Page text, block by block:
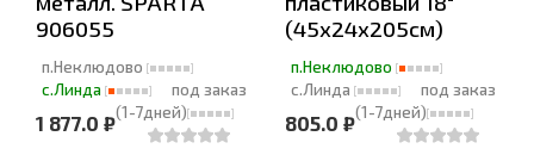
906055
п.Неклюдово
с.Линда
под заказ
(1-7дней)
1 877.0 ₽
(45х24х205см)
п.Неклюдово
с.Линда
под заказ
(1-7дней)
805.0 ₽